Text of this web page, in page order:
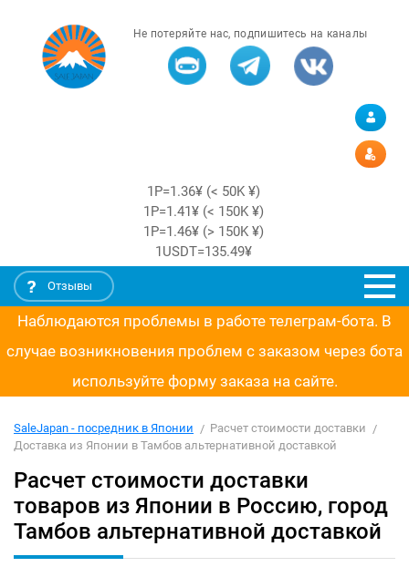
Не потеряйте нас, подпишитесь на каналы
1Р=1.36¥ (< 50K ¥)
1Р=1.41¥ (< 150K ¥)
1Р=1.46¥ (> 150K ¥)
1USDT=135.49¥
Отзывы
Наблюдаются проблемы в работе телеграм-бота. В
случае возникновения проблем с заказом через бота
используйте форму заказа на сайте.
SaleJapan - посредник в Японии
Расчет стоимости доставки
Доставка из Японии в Тамбов альтернативной доставкой
Расчет стоимости доставки
товаров из Японии в Россию, город
Тамбов альтернативной доставкой